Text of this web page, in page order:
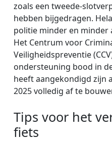
zoals een tweede-
hebben bijgedragen.
politie minder en minder
Het Centrum voor
Veiligheidspreventie
ondersteuning bood in
heeft aangekondigd zijn
2025 volledig af te
Tips voor het
fiets